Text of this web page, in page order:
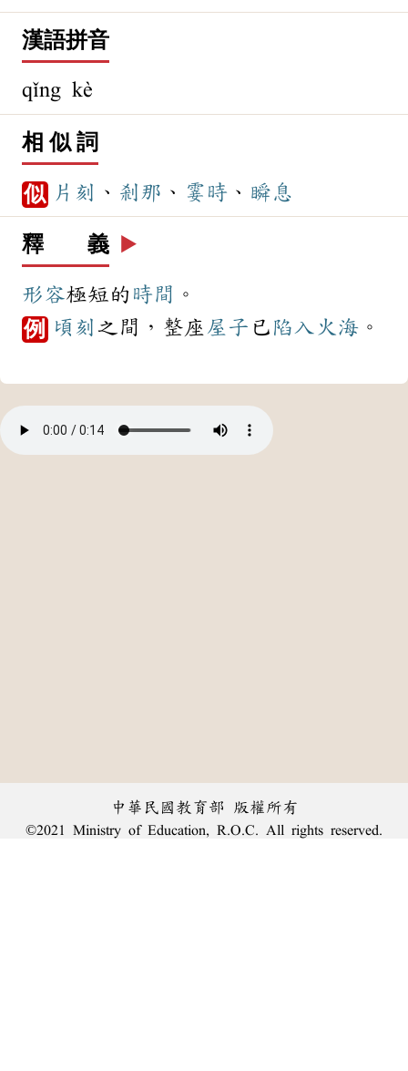
漢語拼音
qǐng kè
相 似 詞
似 片刻 、 剎那 、 霎時、 瞬息
釋 義 ▶️
形容極短的 時間 。
例 頃刻 之間，整座 屋子 已 陷入 火海。
中華民國教育部 版權所有
©2021 Ministry of Education, R.O.C. All rights reserved.